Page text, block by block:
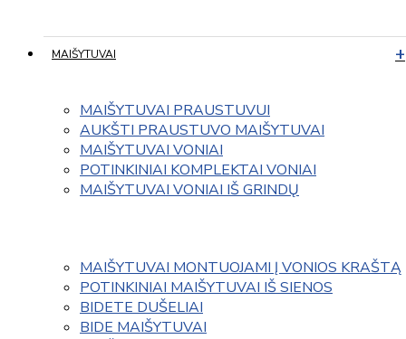
MAIŠYTUVAI
MAIŠYTUVAI PRAUSTUVUI
AUKŠTI PRAUSTUVO MAIŠYTUVAI
MAIŠYTUVAI VONIAI
POTINKINIAI KOMPLEKTAI VONIAI
MAIŠYTUVAI VONIAI IŠ GRINDŲ
MAIŠYTUVAI MONTUOJAMI Į VONIOS KRAŠTĄ
POTINKINIAI MAIŠYTUVAI IŠ SIENOS
BIDETE DUŠELIAI
BIDE MAIŠYTUVAI